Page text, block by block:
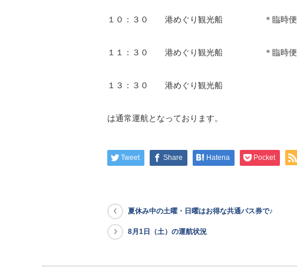
１０：３０ 港めぐり観光船 ＊臨時便
１１：３０ 港めぐり観光船 ＊臨時便
１３：３０ 港めぐり観光船
は通常運航となっております。
Tweet Share Hatena Pocket
夏休み中の土曜・日曜はお得な共通パス券で♪
8月1日（土）の運航状況